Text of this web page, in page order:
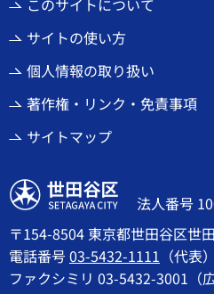
サイトの使い方
個人情報の取り扱い
著作権・リンク・免責事項
サイトマップ
世田谷区
法人番号
〒154-8504 東京都世田谷区世
電話番号03-5432-1111 （代表）
ファクシミリ 03-5432-3001（